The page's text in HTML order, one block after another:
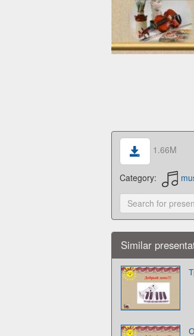
1.66M
Category:
Similar